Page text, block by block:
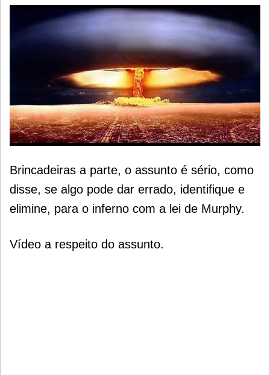
Brincadeiras a parte, o assunto é sério, como
disse, se algo pode dar errado, identifique e
elimine, para o inferno com a lei de Murphy.
Vídeo a respeito do assunto.